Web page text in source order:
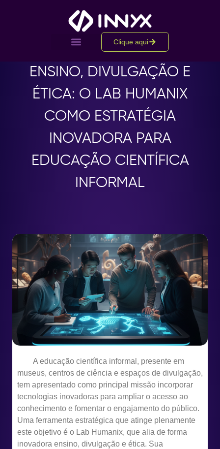
Clique aqui
ENSINO, DIVULGAÇÃO E
ÉTICA: O LAB HUMANIX
COMO ESTRATÉGIA
INOVADORA PARA
EDUCAÇÃO CIENTÍFICA
INFORMAL
A educação científica informal, presente em
museus, centros de ciência e espaços de divulgação,
tem apresentado como principal missão incorporar
tecnologias inovadoras para ampliar o acesso ao
conhecimento e fomentar o engajamento do público.
Uma ferramenta estratégica que atinge plenamente
este objetivo é o Lab Humanix, que alia de forma
inovadora ensino, divulgação e ética. Sua